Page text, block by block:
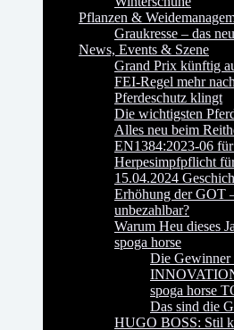
Pflanzen &
Graukresse – das
News, Events & Szene
Grand Prix künftig
FEI-Regel mehr
Pferdeschutz klingt
Die wichtigsten
Alles neu beim
EN1384:2023-06
Herpesimpfpflicht
15.04.2024
Erhöhung der GOT
unbezahlbar?
Warum Heu dieses
spoga horse
Die Gewinner
spoga horse
Das sind die
HUGO BOSS: Stil